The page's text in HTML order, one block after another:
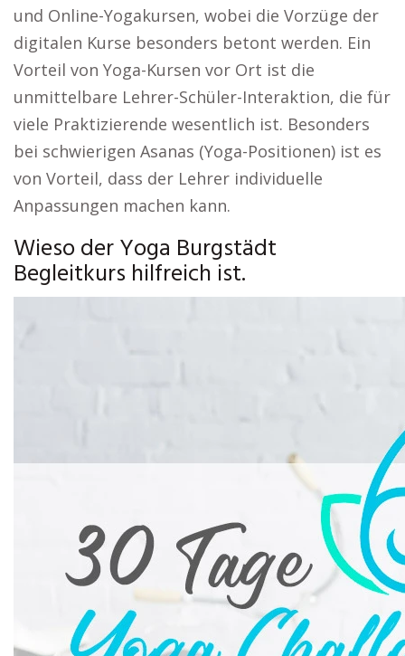
und Online-Yogakursen, wobei die Vorzüge der
digitalen Kurse besonders betont werden. Ein
Vorteil von Yoga-Kursen vor Ort ist die
unmittelbare Lehrer-Schüler-Interaktion, die für
viele Praktizierende wesentlich ist. Besonders
bei schwierigen Asanas (Yoga-Positionen) ist es
von Vorteil, dass der Lehrer individuelle
Anpassungen machen kann.
Wieso der Yoga Burgstädt
Begleitkurs hilfreich ist.